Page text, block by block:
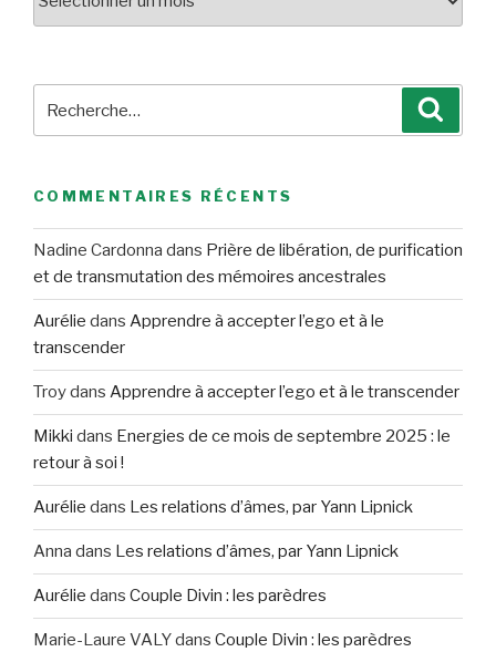
COMMENTAIRES RÉCENTS
Nadine Cardonna dans Prière de libération, de purification
et de transmutation des mémoires ancestrales
Aurélie dans Apprendre à accepter l’ego et à le
transcender
Troydans Apprendre à accepter l’ego et à le transcender
Mikki dans Energies de ce mois de septembre 2025 : le
retour à soi !
Aurélie dans Les relations d’âmes, par Yann Lipnick
Anna dans Les relations d’âmes, par Yann Lipnick
Aurélie dans Couple Divin : les parèdres
Marie-Laure VALYdans Couple Divin : les parèdres